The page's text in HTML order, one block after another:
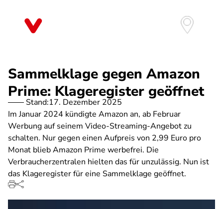
Sammelklage gegen Amazon
Prime: Klageregister geöffnet
Stand:17. Dezember 2025
Im Januar 2024 kündigte Amazon an, ab Februar
Werbung auf seinem Video-Streaming-Angebot zu
schalten. Nur gegen einen Aufpreis von 2,99 Euro pro
Monat blieb Amazon Prime werbefrei. Die
Verbraucherzentralen hielten das für unzulässig. Nun ist
das Klageregister für eine Sammelklage geöffnet.